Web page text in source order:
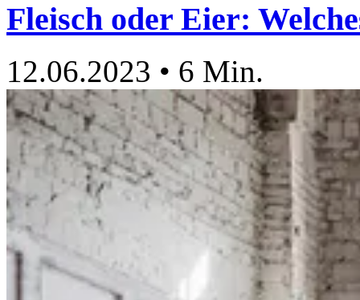
Fleisch oder Eier:
12.06.2023 • 6 Min.